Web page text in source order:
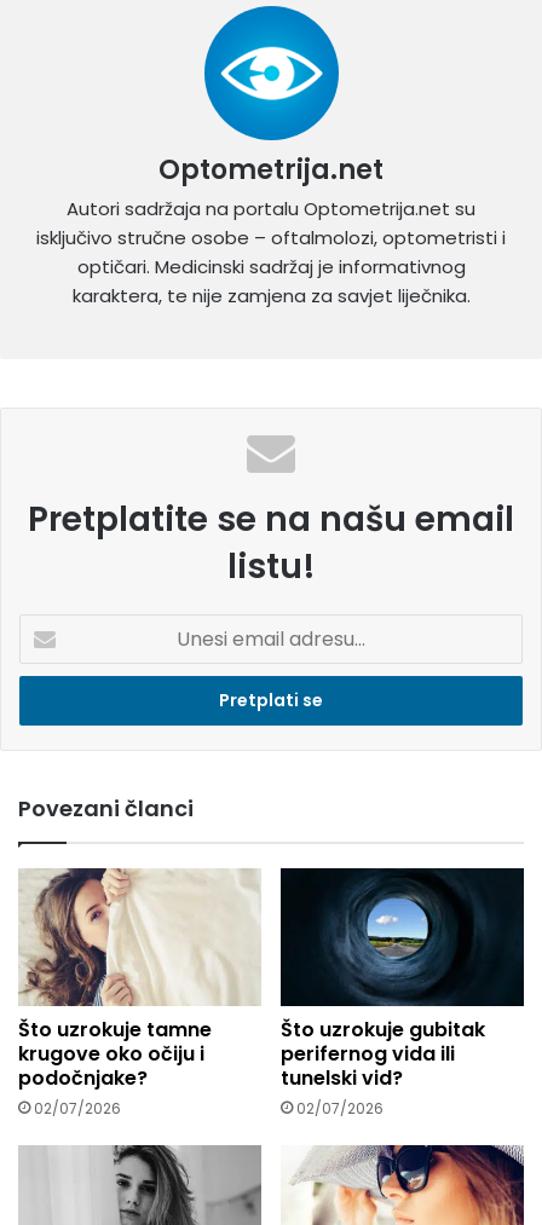
Optometrija.net
Autori sadržaja na portalu Optometrija.net su
isključivo stručne osobe – oftalmolozi, optometristi i
optičari. Medicinski sadržaj je informativnog
karaktera, te nije zamjena za savjet liječnika.
Pretplatite se na našu email
listu!
e
i
e
a
e
s
u
.
.
.
Povezani članci
Što uzrokuje tamne
krugove oko očiju i
podočnjake?
02/07/2026
Što uzrokuje gubitak
perifernog vida ili
tunelski vid?
02/07/2026